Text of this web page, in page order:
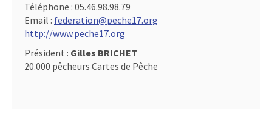
Téléphone : 05.46.98.98.79
Email : federation@peche17.org
http://www.peche17.org
Président : Gilles BRICHET
20.000 pêcheurs Cartes de Pêche